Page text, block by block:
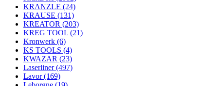
KRANZLE (24)
KRAUSE (131)
KREATOR (203)
KREG TOOL (21)
Kronwerk (6)
KS TOOLS (4)
KWAZAR (23)
Laserliner(497)
Lavor(169)